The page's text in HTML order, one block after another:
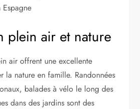
Espagne
plein air et nature
air offrent une excellente
la nature en famille. Randonnées
balades à vélo le long des
dans des jardins sont des